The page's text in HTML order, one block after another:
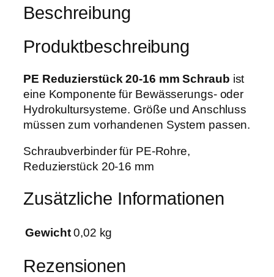
i
w
a
r
:
5
,
2
5
:
,
1
€
.
r
c
k
2
0
1
6
m
c
r
Beschreibung
Produktbeschreibung
PE Reduzierstück 20-16 mm Schraub ist
eine Komponente für Bewässerungs- oder
Hydrokultursysteme. Größe und Anschluss
müssen zum vorhandenen System passen.
Schraubverbinder für PE-Rohre,
Reduzierstück 20-16 mm
Zusätzliche Informationen
Gewicht 0,02 kg
Rezensionen